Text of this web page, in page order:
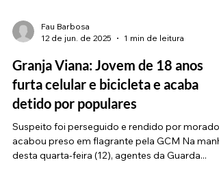
Fau Barbosa
12 de jun. de 2025
1 min de leitura
Granja Viana: Jovem de 18 anos
furta celular e bicicleta e acaba
detido por populares